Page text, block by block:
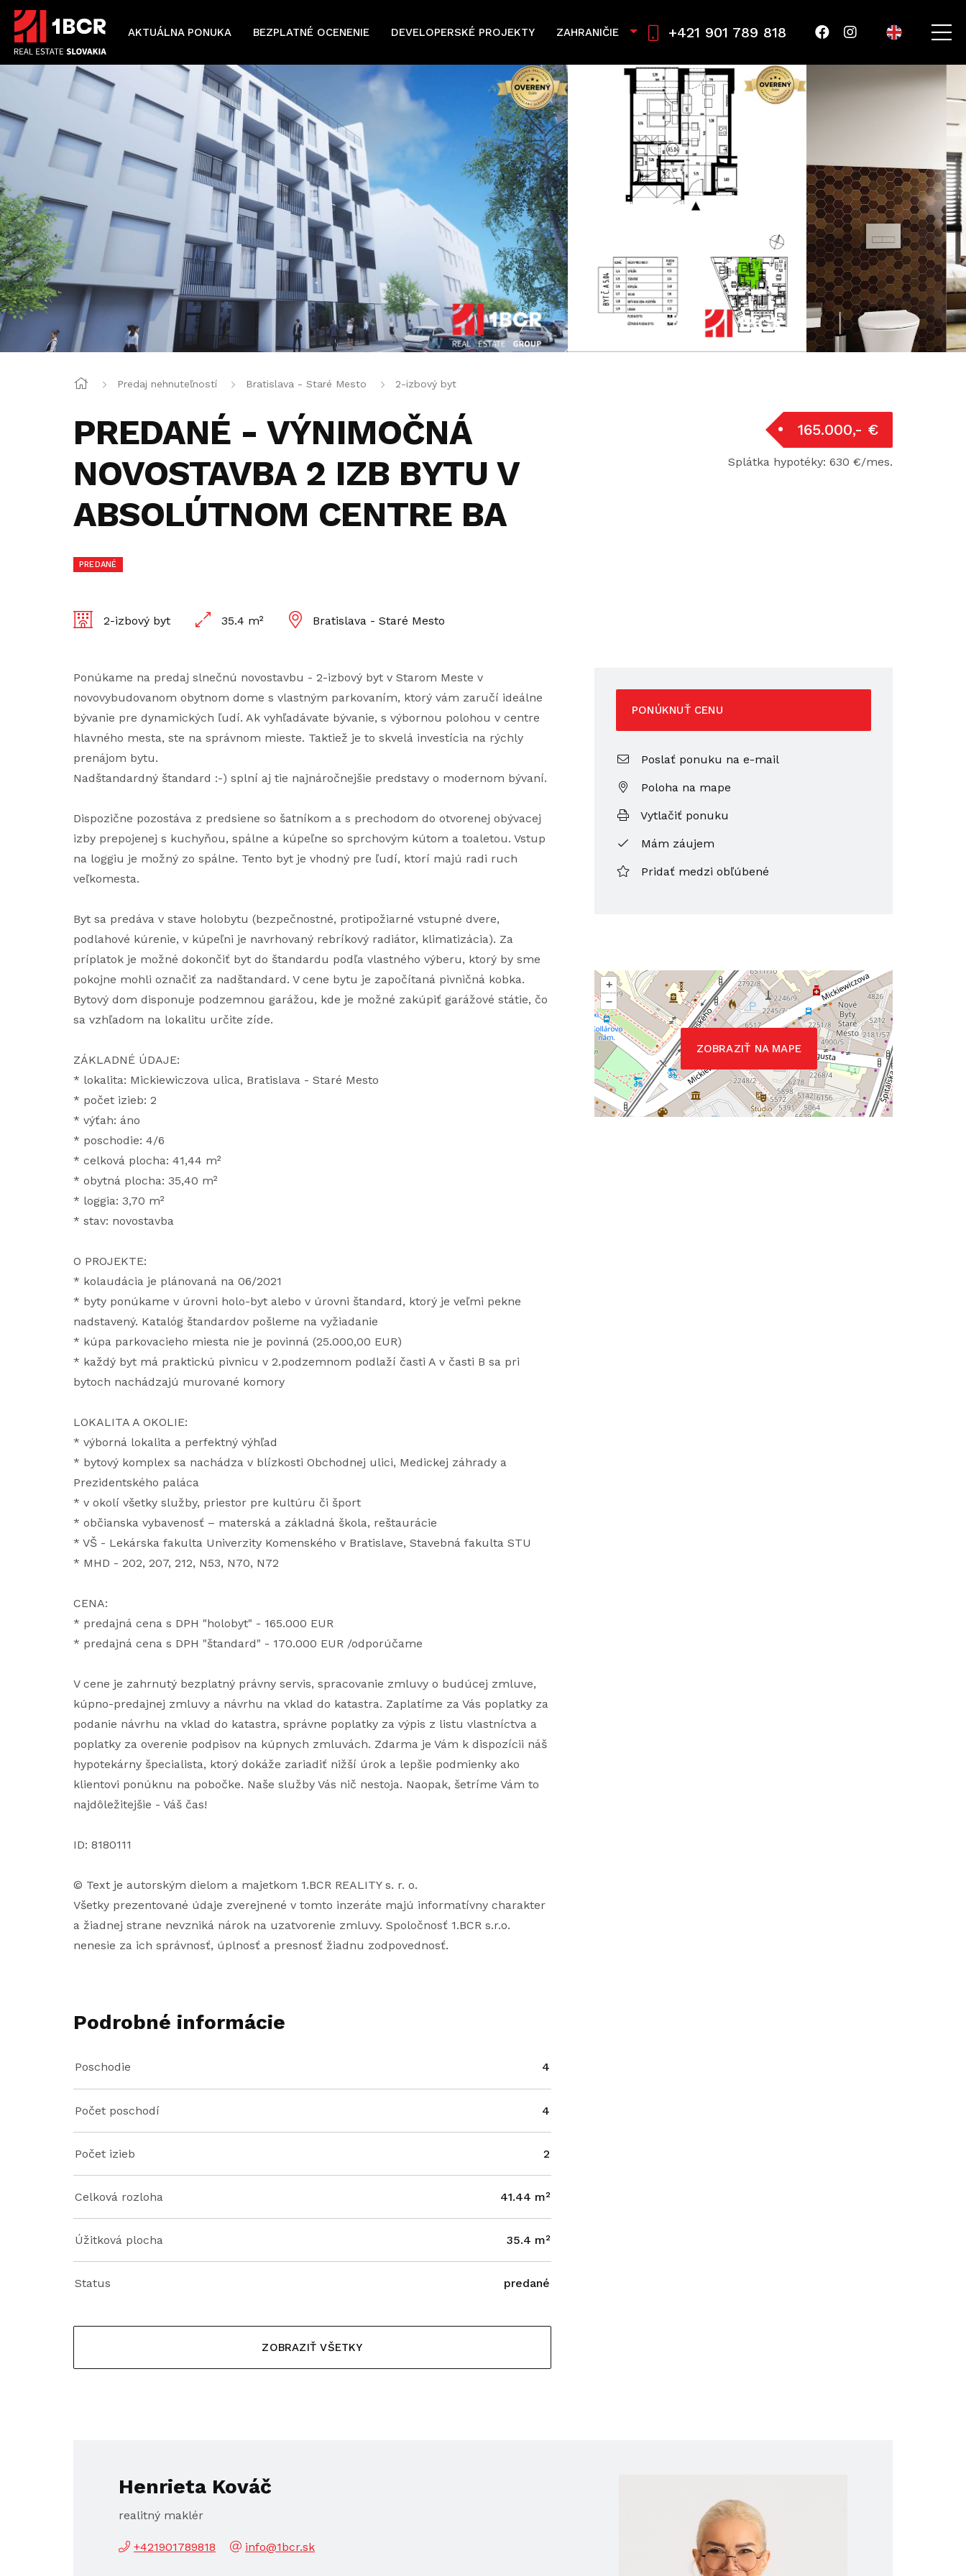
AKTUÁLNA PONUKA BEZPLATNÉ OCENENIE DEVELOPERSKÉ PROJEKTY ZAHRANIČIE +421 901 789 818
Predaj nehnuteľností Bratislava - Staré Mesto 2-izbový byt
PREDANÉ - VÝNIMOČNÁ
NOVOSTAVBA 2 IZB BYTU V
ABSOLÚTNOM CENTRE BA
PREDANÉ
165.000,- €
Splátka hypotéky: 630 €/mes.
2-izbový byt 35.4 m² Bratislava - Staré Mesto
Ponúkame na predaj slnečnú novostavbu - 2-izbový byt v Starom Meste v
novovybudovanom obytnom dome s vlastným parkovaním, ktorý vám zaručí ideálne
bývanie pre dynamických ľudí. Ak vyhľadávate bývanie, s výbornou polohou v centre
hlavného mesta, ste na správnom mieste. Taktiež je to skvelá investícia na rýchly
prenájom bytu.
Nadštandardný štandard :-) splní aj tie najnáročnejšie predstavy o modernom bývaní.
Dispozične pozostáva z predsiene so šatníkom a s prechodom do otvorenej obývacej
izby prepojenej s kuchyňou, spálne a kúpeľne so sprchovým kútom a toaletou. Vstup
na loggiu je možný zo spálne. Tento byt je vhodný pre ľudí, ktorí majú radi ruch
veľkomesta.
Byt sa predáva v stave holobytu (bezpečnostné, protipožiarné vstupné dvere,
podlahové kúrenie, v kúpeľni je navrhovaný rebríkový radiátor, klimatizácia). Za
príplatok je možné dokončiť byt do štandardu podľa vlastného výberu, ktorý by sme
pokojne mohli označiť za nadštandard. V cene bytu je započítaná pivničná kobka.
Bytový dom disponuje podzemnou garážou, kde je možné zakúpiť garážové státie, čo
sa vzhľadom na lokalitu určite zíde.
ZÁKLADNÉ ÚDAJE:
* lokalita: Mickiewiczova ulica, Bratislava - Staré Mesto
* počet izieb: 2
* výťah: áno
* poschodie: 4/6
* celková plocha: 41,44 m²
* obytná plocha: 35,40 m²
* loggia: 3,70 m²
* stav: novostavba
O PROJEKTE:
* kolaudácia je plánovaná na 06/2021
* byty ponúkame v úrovni holo-byt alebo v úrovni štandard, ktorý je veľmi pekne
nadstavený. Katalóg štandardov pošleme na vyžiadanie
* kúpa parkovacieho miesta nie je povinná (25.000,00 EUR)
* každý byt má praktickú pivnicu v 2.podzemnom podlaží časti A v časti B sa pri
bytoch nachádzajú murované komory
LOKALITA A OKOLIE:
* výborná lokalita a perfektný výhľad
* bytový komplex sa nachádza v blízkosti Obchodnej ulici, Medickej záhrady a
Prezidentského paláca
* v okolí všetky služby, priestor pre kultúru či šport
* občianska vybavenosť – materská a základná škola, reštaurácie
* VŠ - Lekárska fakulta Univerzity Komenského v Bratislave, Stavebná fakulta STU
* MHD - 202, 207, 212, N53, N70, N72
CENA:
* predajná cena s DPH "holobyt" - 165.000 EUR
* predajná cena s DPH "štandard" - 170.000 EUR /odporúčame
V cene je zahrnutý bezplatný právny servis, spracovanie zmluvy o budúcej zmluve,
kúpno-predajnej zmluvy a návrhu na vklad do katastra. Zaplatíme za Vás poplatky za
podanie návrhu na vklad do katastra, správne poplatky za výpis z listu vlastníctva a
poplatky za overenie podpisov na kúpnych zmluvách. Zdarma je Vám k dispozícii náš
hypotekárny špecialista, ktorý dokáže zariadiť nižší úrok a lepšie podmienky ako
klientovi ponúknu na pobočke. Naše služby Vás nič nestoja. Naopak, šetríme Vám to
najdôležitejšie - Váš čas!
ID: 8180111
© Text je autorským dielom a majetkom 1.BCR REALITY s. r. o.
Všetky prezentované údaje zverejnené v tomto inzeráte majú informatívny charakter
a žiadnej strane nevzniká nárok na uzatvorenie zmluvy. Spoločnosť 1.BCR s.r.o.
nenesie za ich správnosť, úplnosť a presnosť žiadnu zodpovednosť.
Podrobné informácie
Poschodie 4
Počet poschodí 4
Počet izieb 2
Celková rozloha 41.44 m²
Úžitková plocha 35.4 m²
Status predané
ZOBRAZIŤ VŠETKY
PONÚKNUŤ CENU
Poslať ponuku na e-mail
Poloha na mape
Vytlačiť ponuku
Mám záujem
Pridať medzi obľúbené
ZOBRAZIŤ NA MAPE
+
–
Henrieta Kováč
realitný maklér
+421901789818 info@1bcr.sk